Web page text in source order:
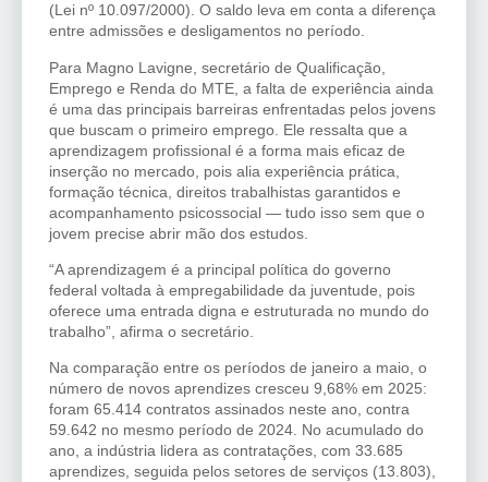
(Lei nº 10.097/2000). O saldo leva em conta a diferença
entre admissões e desligamentos no período.
Para Magno Lavigne, secretário de Qualificação,
Emprego e Renda do MTE, a falta de experiência ainda
é uma das principais barreiras enfrentadas pelos jovens
que buscam o primeiro emprego. Ele ressalta que a
aprendizagem profissional é a forma mais eficaz de
inserção no mercado, pois alia experiência prática,
formação técnica, direitos trabalhistas garantidos e
acompanhamento psicossocial — tudo isso sem que o
jovem precise abrir mão dos estudos.
“A aprendizagem é a principal política do governo
federal voltada à empregabilidade da juventude, pois
oferece uma entrada digna e estruturada no mundo do
trabalho”, afirma o secretário.
Na comparação entre os períodos de janeiro a maio, o
número de novos aprendizes cresceu 9,68% em 2025:
foram 65.414 contratos assinados neste ano, contra
59.642 no mesmo período de 2024. No acumulado do
ano, a indústria lidera as contratações, com 33.685
aprendizes, seguida pelos setores de serviços (13.803),